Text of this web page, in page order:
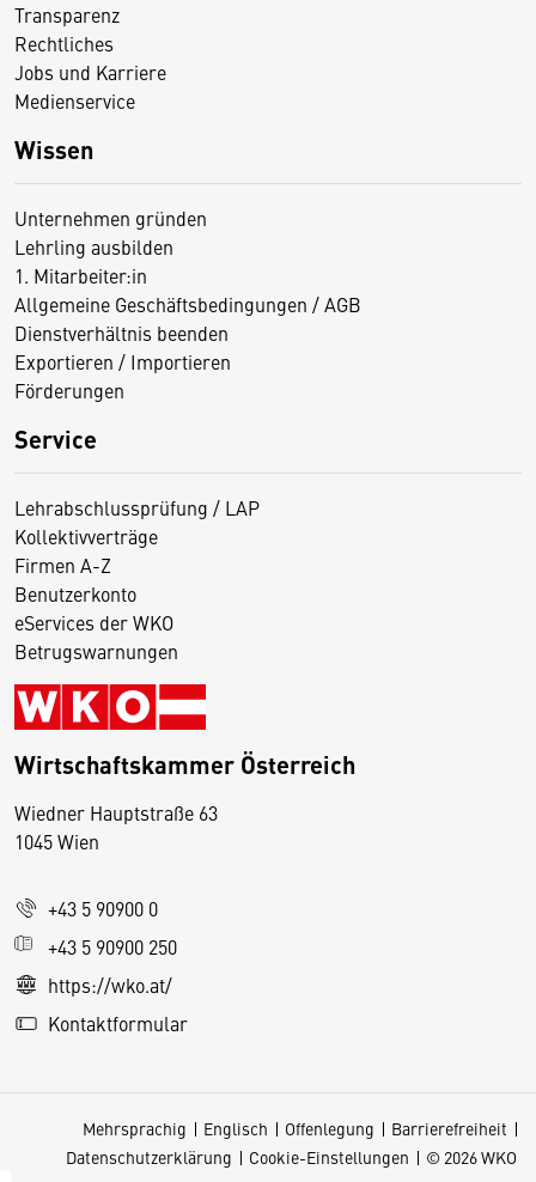
Transparenz
Rechtliches
Jobs und Karriere
Medienservice
Wissen
Unternehmen gründen
Lehrling ausbilden
1. Mitarbeiter:in
Allgemeine Geschäftsbedingungen / AGB
Dienstverhältnis beenden
Exportieren / Importieren
Förderungen
Service
Lehrabschlussprüfung / LAP
Kollektivverträge
Firmen A-Z
Benutzerkonto
eServices der WKO
Betrugswarnungen
Wirtschaftskammer Österreich
Wiedner Hauptstraße 63
1045 Wien
+43 5 90900 0
+43 5 90900 250
https://wko.at/
Kontaktformular
Mehrsprachig Englisch Offenlegung
Barrierefreiheit
Datenschutzerklärung
Cookie-Einstellungen © 2026 WKO
D
s
e
S
e